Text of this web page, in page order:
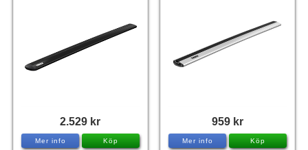
2.529 kr
Mer info Köp
959 kr
Mer info Köp